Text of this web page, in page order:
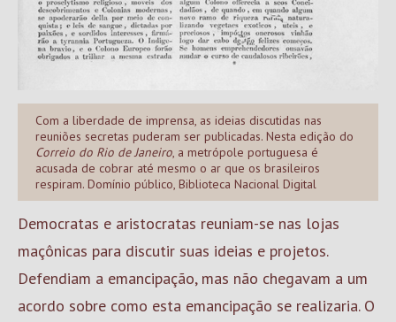
Com a liberdade de imprensa, as ideias discutidas nas
reuniões secretas puderam ser publicadas. Nesta edição do
Correio do Rio de Janeiro, a metrópole portuguesa é
acusada de cobrar até mesmo o ar que os brasileiros
respiram. Domínio público, Biblioteca Nacional Digital
Democratas e aristocratas reuniam-se nas lojas
maçônicas para discutir suas ideias e projetos.
Defendiam a emancipação, mas não chegavam a um
acordo sobre como esta emancipação se realizaria. O